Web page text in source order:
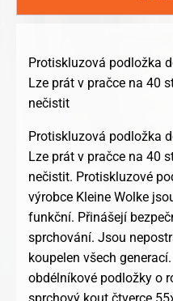
Protiskluzová podložka
Lze prát v pračce na 40
nečistit
Protiskluzová podložka
Lze prát v pračce na 40
nečistit. Protiskluzové
výrobce Kleine Wolke
funkční. Přinášejí
sprchování. Jsou
koupelen všech
obdélníkové podložky o
sprchový kout čtverce